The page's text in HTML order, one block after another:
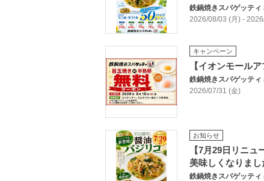
鉄鍋焼きスパゲッティ
2026/08/03 (月) -
キャンペーン
【イオンモール
鉄鍋焼きスパゲッティ
2026/07/31 (金)
お知らせ
【7月29日リニ
美味しくなりまし
鉄鍋焼きスパゲッティ